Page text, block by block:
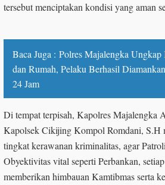
tersebut menciptakan kondisi yang aman
Baca Juga : Polres Majalengka
dan Rumah, Pelaku Berhasil
24 Jam
Di tempat terpisah, Kapolres
Kapolsek Cikijing Kompol Romdani, S.H
tingkat kerawanan kriminalitas, agar
Obyektivitas vital seperti Perbankan,
memberikan himbauan Kamtibmas serta